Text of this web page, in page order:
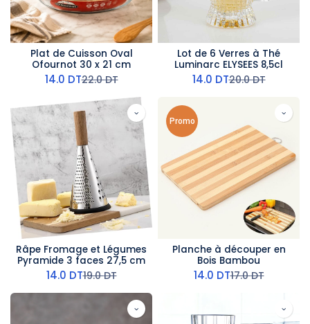
Plat de Cuisson Oval
Ofournot 30 x 21 cm
14.0 DT22.0DT
Lot de 6 Verres à Thé
Luminarc ELYSEES 8,5cl
14.0 DT20.0DT
Râpe Fromage et Légumes
Pyramide 3 faces 27,5 cm
14.0 DT19.0DT
Promo
Planche à découper en
Bois Bambou
14.0 DT17.0DT